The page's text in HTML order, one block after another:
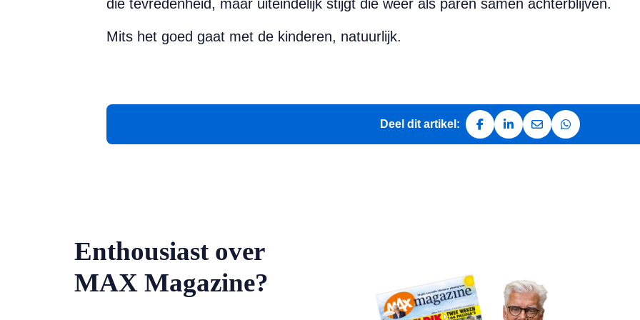
die tevredenheid, maar uiteindelijk stijgt die weer als paren samen achterblijven.
Mits het goed gaat met de kinderen, natuurlijk.
Deel dit artikel:
Deel op Facebook
Deel op LinkedIn
Deel via e-mail
Deel via
Enthousiast over
MAX Magazine?